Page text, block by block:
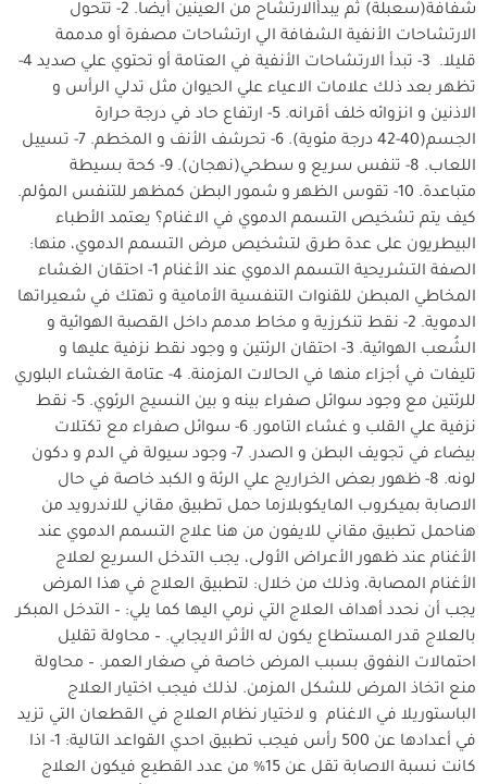
شفافة(سعبلة) ثم يبدأالارتشاح من العينين أيضا. 2- تتحول
الارتشاحات الأنفية الشفافة الي ارتشاحات مصفرة أو مدممة
قليلا. 3- تبدأ الارتشاحات الأنفية في العتامة أو تحتوي علي صديد 4-
تظهر بعد ذلك علامات الاعياء علي الحيوان مثل تدلي الرأس و
الاذنين و انزوائه خلف أقرانه. 5- ارتفاع حاد في درجة حرارة
الجسم(40-42 درجة مئوية). 6- تحرشف الأنف و المخطم. 7- تسييل
اللعاب. 8- تنفس سريع و سطحي(نهجان). 9- كحة بسيطة
متباعدة. 10- تقوس الظهر و شمور البطن كمظهر للتنفس المؤلم.
كيف يتم تشخيص التسمم الدموي في الاغنام؟ يعتمد الأطباء
البيطريون على عدة طرق لتشخيص مرض التسمم الدموي، منها:
الصفة التشريحية التسمم الدموي عند الأغنام 1- احتقان الغشاء
المخاطي المبطن للقنوات التنفسية الأمامية و تهتك في شعيراتها
الدموية. 2- نقط تنكرزية و مخاط مدمم داخل القصبة الهوائية و
الشُعب الهوائية. 3- احتقان الرئتين و وجود نقط نزفية عليها و
تليفات في أجزاء منها في الحالات المزمنة. 4- عتامة الغشاء البلوري
للرئتين مع وجود سوائل صفراء بينه و بين النسيج الرئوي. 5- نقط
نزفية علي القلب و غشاء التامور. 6- سوائل صفراء مع تكتلات
بيضاء في تجويف البطن و الصدر. 7- وجود سيولة في الدم و دكون
لونه. 8- ظهور بعض الخراريج علي الرئة و الكبد خاصة في حال
الاصابة بميكروب المايكوبلازما حمل تطبيق مقاني للاندرويد من
هناحمل تطبيق مقاني للايفون من هنا علاج التسمم الدموي عند
الأغنام عند ظهور الأعراض الأولى، يجب التدخل السريع لعلاج
الأغنام المصابة، وذلك من خلال: لتطبيق العلاج في هذا المرض
يجب أن نحدد أهداف العلاج التي نرمي اليها كما يلي: – التدخل المبكر
بالعلاج قدر المستطاع يكون له الأثر الايجابي. – محاولة تقليل
احتمالات النفوق بسبب المرض خاصة في صغار العمر. – محاولة
منع اتخاذ المرض للشكل المزمن. لذلك فيجب اختيار العلاج
الباستوريلا في الاغنام و لاختيار نظام العلاج في القطعان التي تزيد
في أعدادها عن 500 رأس فيجب تطبيق احدي القواعد التالية: 1- اذا
كانت نسبة الاصابة تقل عن 15% من عدد القطيع فيكون العلاج